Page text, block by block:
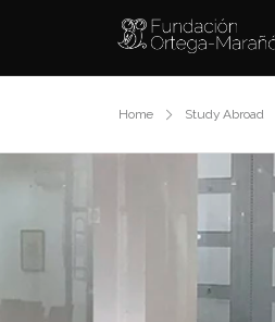
Home Study Abroad